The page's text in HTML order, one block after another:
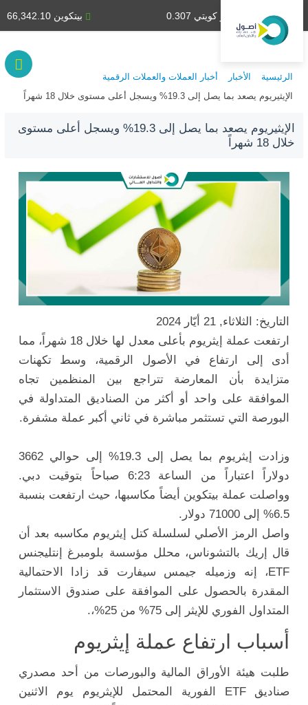
بيتكوين 66,342.10 دينار كويتي 0.307
الرئيسية الأخبار أخبار العملات والعملات الرقمية
الإيثيريوم يصعد بما يصل إلى 19.3% ويسجل أعلى مستوى خلال 18 شهراً
الإيثيريوم يصعد بما يصل إلى 19.3% ويسجل أعلى مستوى
خلال 18 شهراً
التاريخ: الثلاثاء, 21 أيّار 2024
ارتفعت عملة إيثريوم بأعلى معدل لها خلال 18 شهراً، مما
أدى إلى ارتفاع في الأصول الرقمية، وسط تكهنات
متزايدة بأن المعارضة تتراجع بين المنظمين تجاه
الموافقة على واحد أو أكثر من الصناديق المتداولة في
البورصة التي تستثمر مباشرة في ثاني أكبر عملة مشفرة.
وزادت إيثريوم بما يصل إلى 19.3% إلى حوالي 3662
دولاراً اعتباراً من الساعة 6:23 صباحاً بتوقيت دبي.
وواصلت عملة بيتكوين أيضاً مكاسبها، حيث ارتفعت بنسبة
6.5% إلى 71000 دولار.
واصل الرمز الأصلي لسلسلة كتل إيثريوم مكاسبه بعد أن
قال إريك بالتشوناس، محلل مؤسسة بلومبرغ إنتليجنس
ETF، إنه وزميله جيمس سيفارت قد زادا الاحتمالية
المقدرة بالحصول على الموافقة على صندوق الاستثمار
المتداول الفوري للإيثر إلى 75% من 25%،.
أسباب ارتفاع عملة إيثريوم
طلبت هيئة الأوراق المالية والبورصات من أحد مصدري
صناديق ETF الفورية المحتمل للإيثريوم يوم الاثنين